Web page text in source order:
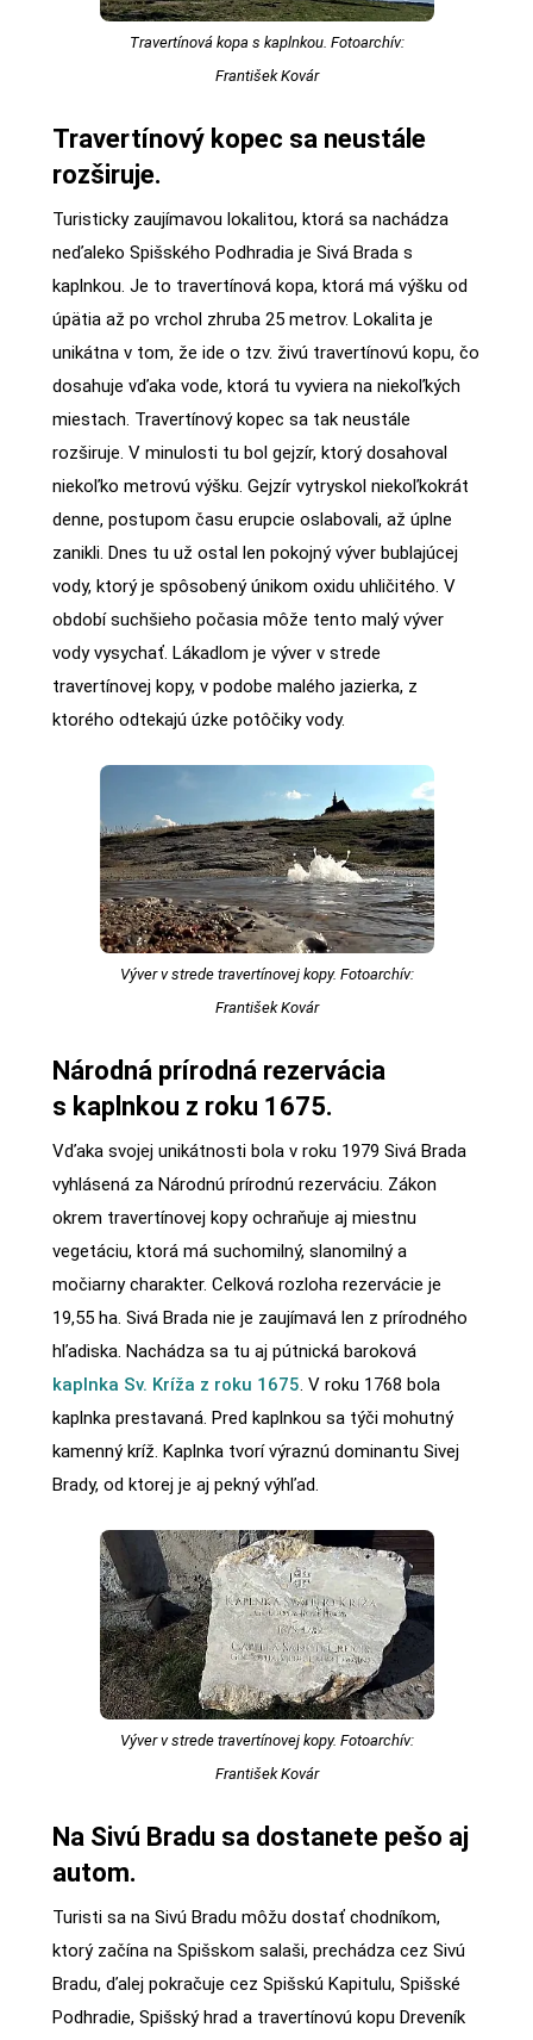
Travertínová kopa s kaplnkou. Fotoarchív:
František Kovár
Travertínový kopec sa neustále
rozširuje.
Turisticky zaujímavou lokalitou, ktorá sa nachádza
neďaleko Spišského Podhradia je Sivá Brada s
kaplnkou. Je to travertínová kopa, ktorá má výšku od
úpätia až po vrchol zhruba 25 metrov. Lokalita je
unikátna v tom, že ide o tzv. živú travertínovú kopu, čo
dosahuje vďaka vode, ktorá tu vyviera na niekoľkých
miestach. Travertínový kopec sa tak neustále
rozširuje. V minulosti tu bol gejzír, ktorý dosahoval
niekoľko metrovú výšku. Gejzír vytryskol niekoľkokrát
denne, postupom času erupcie oslabovali, až úplne
zanikli. Dnes tu už ostal len pokojný výver bublajúcej
vody, ktorý je spôsobený únikom oxidu uhličitého. V
období suchšieho počasia môže tento malý výver
vody vysychať. Lákadlom je výver v strede
travertínovej kopy, v podobe malého jazierka, z
ktorého odtekajú úzke potôčiky vody.
Výver v strede travertínovej kopy. Fotoarchív:
František Kovár
Národná prírodná rezervácia
s kaplnkou z roku 1675.
Vďaka svojej unikátnosti bola v roku 1979 Sivá Brada
vyhlásená za Národnú prírodnú rezerváciu. Zákon
okrem travertínovej kopy ochraňuje aj miestnu
vegetáciu, ktorá má suchomilný, slanomilný a
močiarny charakter. Celková rozloha rezervácie je
19,55 ha. Sivá Brada nie je zaujímavá len z prírodného
hľadiska. Nachádza sa tu aj pútnická baroková
kaplnka Sv. Kríža z roku 1675. V roku 1768 bola
kaplnka prestavaná. Pred kaplnkou sa týči mohutný
kamenný kríž. Kaplnka tvorí výraznú dominantu Sivej
Brady, od ktorej je aj pekný výhľad.
Výver v strede travertínovej kopy. Fotoarchív:
František Kovár
Na Sivú Bradu sa dostanete pešo aj
autom.
Turisti sa na Sivú Bradu môžu dostať chodníkom,
ktorý začína na Spišskom salaši, prechádza cez Sivú
Bradu, ďalej pokračuje cez Spišskú Kapitulu, Spišské
Podhradie, Spišský hrad a travertínovú kopu Dreveník